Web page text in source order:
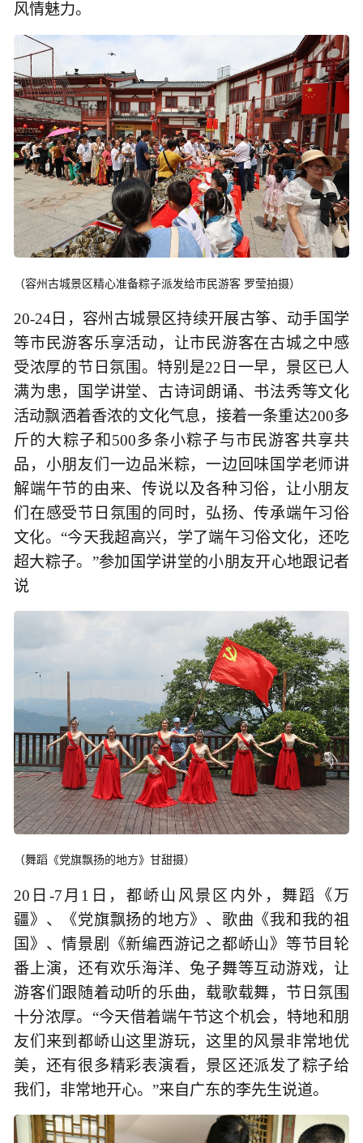
风情魅力。
（容州古城景区精心准备粽子派发给市民游客 罗莹拍摄）
20-24日，容州古城景区持续开展古筝、动手国学
等市民游客乐享活动，让市民游客在古城之中感
受浓厚的节日氛围。特别是22日一早，景区已人
满为患，国学讲堂、古诗词朗诵、书法秀等文化
活动飘洒着香浓的文化气息，接着一条重达200多
斤的大粽子和500多条小粽子与市民游客共享共
品，小朋友们一边品米粽，一边回味国学老师讲
解端午节的由来、传说以及各种习俗，让小朋友
们在感受节日氛围的同时，弘扬、传承端午习俗
文化。“今天我超高兴，学了端午习俗文化，还吃
超大粽子。”参加国学讲堂的小朋友开心地跟记者
说
（舞蹈《党旗飘扬的地方》甘甜摄）
20日-7月1日，都峤山风景区内外，舞蹈《万
疆》、《党旗飘扬的地方》、歌曲《我和我的祖
国》、情景剧《新编西游记之都峤山》等节目轮
番上演，还有欢乐海洋、兔子舞等互动游戏，让
游客们跟随着动听的乐曲，载歌载舞，节日氛围
十分浓厚。“今天借着端午节这个机会，特地和朋
友们来到都峤山这里游玩，这里的风景非常地优
美，还有很多精彩表演看，景区还派发了粽子给
我们，非常地开心。”来自广东的李先生说道。